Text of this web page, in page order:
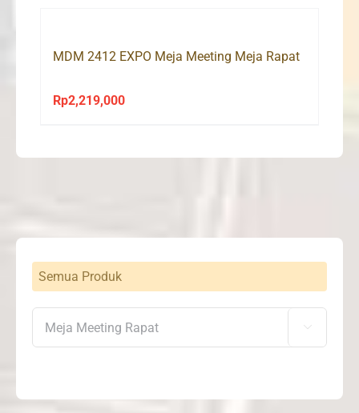
MDM 2412 EXPO Meja Meeting Meja Rapat
Rp2,219,000
Semua Produk
